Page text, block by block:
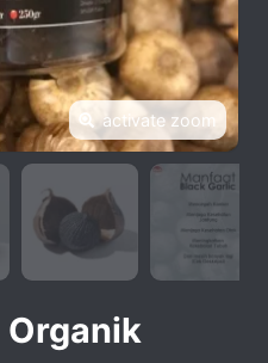
activate zoom
Organik